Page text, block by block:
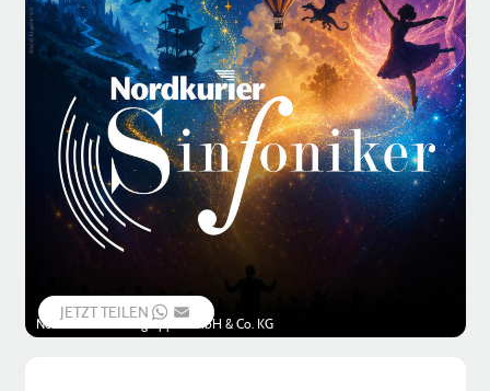
Nordkurier Mediengruppe GmbH & Co. KG
JETZT TEILEN WHATSAPP
EMAIL